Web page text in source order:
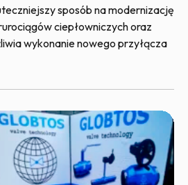
sposób na modernizację
ciepłowniczych oraz
wykonanie nowego przyłącza